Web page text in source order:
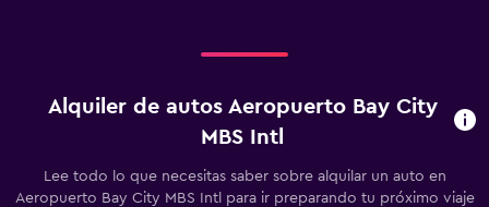
Alquiler de autos Aeropuerto Bay City
MBS Intl
Lee todo lo que necesitas saber sobre alquilar un auto en
Aeropuerto Bay City MBS Intl para ir preparando tu próximo viaje